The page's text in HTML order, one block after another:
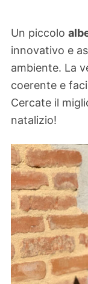
Un piccolo
innovativo e
ambiente. La
coerente e
Cercate il
natalizio!